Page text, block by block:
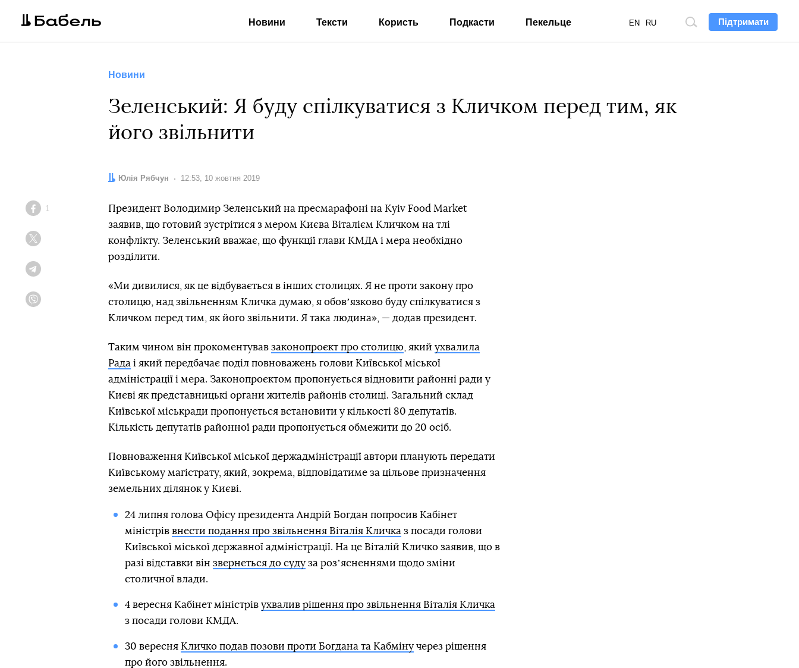
Підтримати
Пошук
EN RU
Новини Тексти Користь Подкасти Пекельце
Новини
Зеленський: Я буду спілкуватися з Кличком перед тим, як
його звільнити
Автор:
Юлія Рябчун Дата:
12:53, 10 жовтня 2019
Facebook
1
Президент Володимир Зеленський на пресмарафоні на Kyiv Food Market
заявив, що готовий зустрітися з мером Києва Віталієм Кличком на тлі
конфлікту. Зеленський вважає, що функції глави КМДА і мера необхідно
розділити.
«Ми дивилися, як це відбувається в інших столицях. Я не проти закону про
столицю, над звільненням Кличка думаю, я обовʼязково буду спілкуватися з
Кличком перед тим, як його звільнити. Я така людина», — додав президент.
Таким чином він прокоментував законопроєкт про столицю , який ухвалила
Рада і який передбачає поділ повноважень голови Київської міської
адміністрації і мера. Законопроєктом пропонується відновити районні ради у
Києві як представницькі органи жителів районів столиці. Загальний склад
Київської міськради пропонується встановити у кількості 80 депутатів.
Кількість депутатів районної ради пропонується обмежити до 20 осіб.
Повноваження Київської міської держадміністрації автори планують передати
Київському магістрату, який, зокрема, відповідатиме за цільове призначення
земельних ділянок у Києві.
24 липня голова Офісу президента Андрій Богдан попросив Кабінет
міністрів внести подання про звільнення Віталія Кличка з посади голови
Київської міської державної адміністрації. На це Віталій Кличко заявив, що в
разі відставки він звернеться до судуза розʼясненнями щодо зміни
столичної влади.
4 вересня Кабінет міністрів ухвалив рішення про звільнення Віталія Кличка
з посади голови КМДА.
30 вересня Кличко подав позови проти Богдана та Кабмінучерез рішення
про його звільнення.